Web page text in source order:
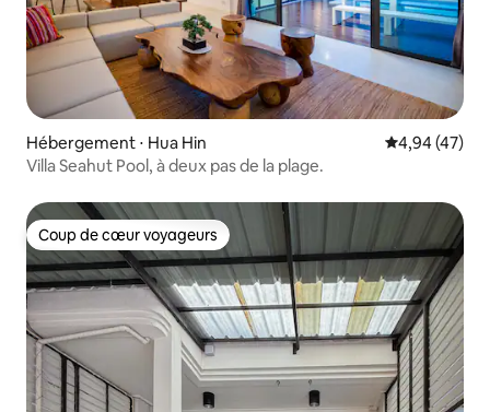
Hébergement ⋅ Hua Hin Évaluation
4,94 (47)
Villa Seahut Pool, à deux pas de la plage.
Coup de cœur voyageurs
Coup de cœur voyageurs